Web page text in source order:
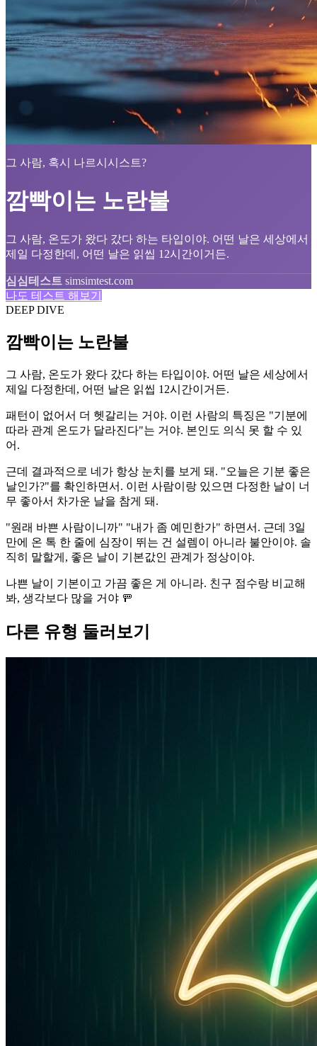
그 사람, 혹시 나르시시스트?
깜빡이는 노란불
그 사람, 온도가 왔다 갔다 하는 타입이야. 어떤 날은 세상에서
제일 다정한데, 어떤 날은 읽씹 12시간이거든.
심심테스트 simsimtest.com
나도 테스트 해보기
DEEP DIVE
깜빡이는 노란불
그 사람, 온도가 왔다 갔다 하는 타입이야. 어떤 날은 세상에서
제일 다정한데, 어떤 날은 읽씹 12시간이거든.
패턴이 없어서 더 헷갈리는 거야. 이런 사람의 특징은 "기분에
따라 관계 온도가 달라진다"는 거야. 본인도 의식 못 할 수 있
어.
근데 결과적으로 네가 항상 눈치를 보게 돼. "오늘은 기분 좋은
날인가?"를 확인하면서. 이런 사람이랑 있으면 다정한 날이 너
무 좋아서 차가운 날을 참게 돼.
"원래 바쁜 사람이니까" "내가 좀 예민한가" 하면서. 근데 3일
만에 온 톡 한 줄에 심장이 뛰는 건 설렘이 아니라 불안이야. 솔
직히 말할게, 좋은 날이 기본값인 관계가 정상이야.
나쁜 날이 기본이고 가끔 좋은 게 아니라. 친구 점수랑 비교해
봐, 생각보다 많을 거야 🚥
다른 유형 둘러보기